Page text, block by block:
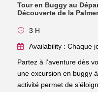
Tour en Buggy au
Découverte de la
3 H
Availability : Chaque
Partez à l’aventure dès
une excursion en buggy
activité permet de